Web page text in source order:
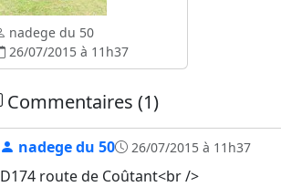
nadege du 50
26/07/2015 à 11h37
Commentaires (1)
nadege du 50 26/07/2015 à 11h37
D174 route de Coûtant<br />